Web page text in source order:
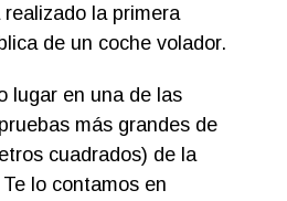
la primera
de un coche volador.
lugar en una de las
más grandes de
cuadrados) de la
lo contamos en